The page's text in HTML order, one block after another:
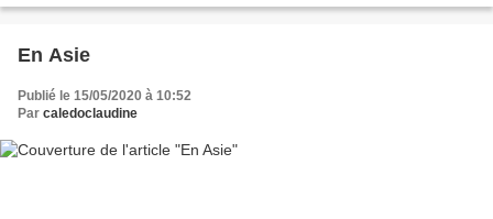
En Asie
Publié le 15/05/2020 à 10:52
Par caledoclaudine